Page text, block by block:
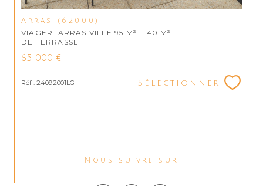
Arras (62000)
VIAGER: ARRAS VILLE 95 M² + 40 M²
DE TERRASSE
65 000 €
Réf : 24092001LG Sélectionner
Nous suivre sur